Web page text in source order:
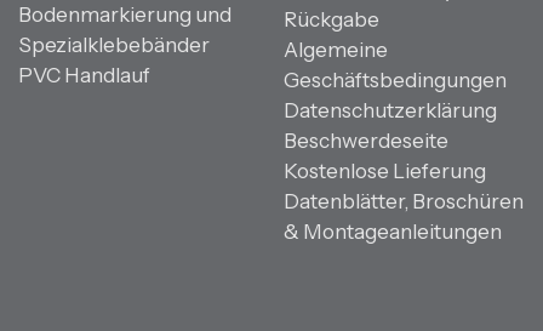
Bodenmarkierung und
Spezialklebebänder
PVC Handlauf
Rückgabe
Algemeine
Geschäftsbedingungen
Datenschutzerklärung
Beschwerdeseite
Kostenlose Lieferung
Datenblätter, Broschüren
& Montageanleitungen